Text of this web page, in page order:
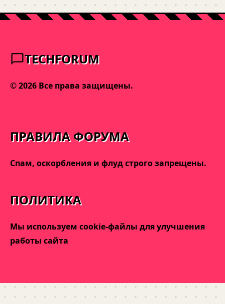
TECHFORUM
© 2026 Все права защищены.
ПРАВИЛА ФОРУМА
Спам, оскорбления и флуд строго запрещены.
ПОЛИТИКА
Мы используем cookie-файлы для улучшения
работы сайта